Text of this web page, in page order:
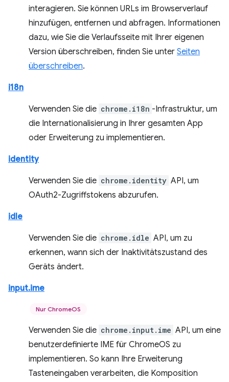
interagieren. Sie können URLs im Browserverlauf
hinzufügen, entfernen und abfragen. Informationen
dazu, wie Sie die Verlaufsseite mit Ihrer eigenen
Version überschreiben, finden Sie unter Seiten
überschreiben.
i18n
Verwenden Sie die chrome.i18n -Infrastruktur, um
die Internationalisierung in Ihrer gesamten App
oder Erweiterung zu implementieren.
identity
Verwenden Sie die chrome.identity API, um
OAuth2-Zugriffstokens abzurufen.
idle
Verwenden Sie die chrome.idle API, um zu
erkennen, wann sich der Inaktivitätszustand des
Geräts ändert.
input.ime
Nur ChromeOS
Verwenden Sie die chrome.input.ime API, um eine
benutzerdefinierte IME für ChromeOS zu
implementieren. So kann Ihre Erweiterung
Tasteneingaben verarbeiten, die Komposition